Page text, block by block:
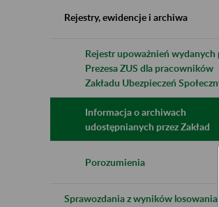
Rejestry, ewidencje i archiwa
Rejestr upoważnień wydanych
Prezesa ZUS dla pracowników
Zakładu Ubezpieczeń
Informacja o archiwach
udostępnianych przez Zakład
Porozumienia
Sprawozdania z wyników losowania